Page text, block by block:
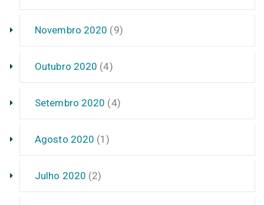
Novembro 2020 (9)
Outubro 2020 (4)
Setembro 2020 (4)
Agosto 2020 (1)
Julho 2020 (2)